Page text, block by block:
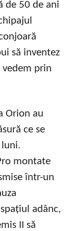
de 50 de ani
să inventez
vedem prin
Orion au
ce se
montate
într-un
adânc,
II să